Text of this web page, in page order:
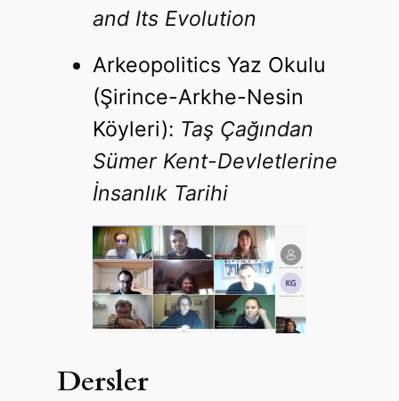
and Its Evolution
Arkeopolitics Yaz Okulu
(Şirince-Arkhe-Nesin
Köyleri): Taş Çağından
Sümer Kent-Devletlerine
İnsanlık Tarihi
Dersler